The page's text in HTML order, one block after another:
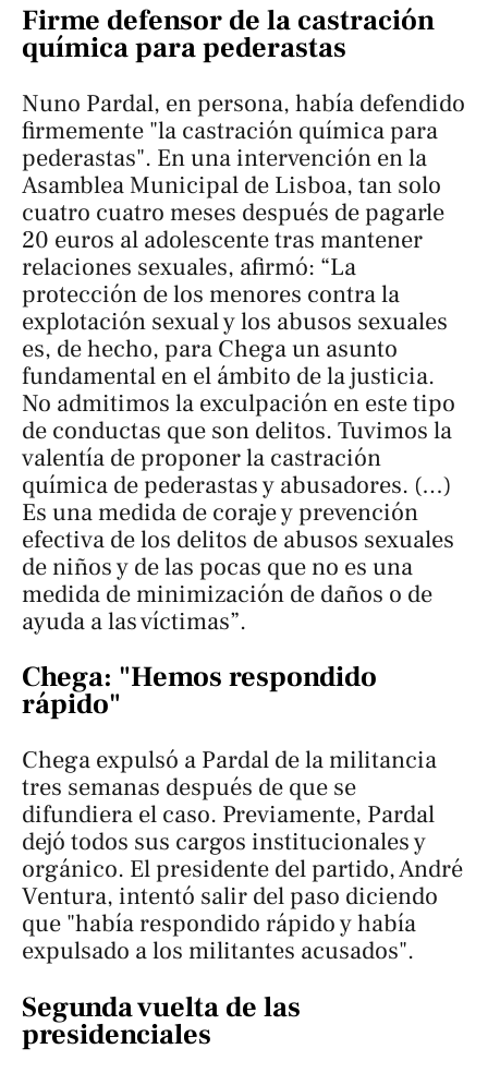
Firme defensor de la castración
química para pederastas
Nuno Pardal, en persona, había defendido
firmemente "la castración química para
pederastas". En una intervención en la
Asamblea Municipal de Lisboa, tan solo
cuatro cuatro meses después de pagarle
20 euros al adolescente tras mantener
relaciones sexuales, afirmó: “La
protección de los menores contra la
explotación sexual y los abusos sexuales
es, de hecho, para Chega un asunto
fundamental en el ámbito de la justicia.
No admitimos la exculpación en este tipo
de conductas que son delitos. Tuvimos la
valentía de proponer la castración
química de pederastas y abusadores. (…)
Es una medida de coraje y prevención
efectiva de los delitos de abusos sexuales
de niños y de las pocas que no es una
medida de minimización de daños o de
ayuda a las víctimas”.
Chega: "Hemos respondido
rápido"
Chega expulsó a Pardal de la militancia
tres semanas después de que se
difundiera el caso. Previamente, Pardal
dejó todos sus cargos institucionales y
orgánico. El presidente del partido, André
Ventura, intentó salir del paso diciendo
que "había respondido rápido y había
expulsado a los militantes acusados".
Segunda vuelta de las
presidenciales